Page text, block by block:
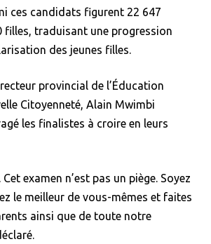
ces candidats figurent 22 647
filles, traduisant une progression
des jeunes filles.
provincial de l’Éducation
Citoyenneté, Alain Mwimbi
les finalistes à croire en leurs
Cet examen n’est pas un piège. Soyez
le meilleur de vous-mêmes et faites
ainsi que de toute notre